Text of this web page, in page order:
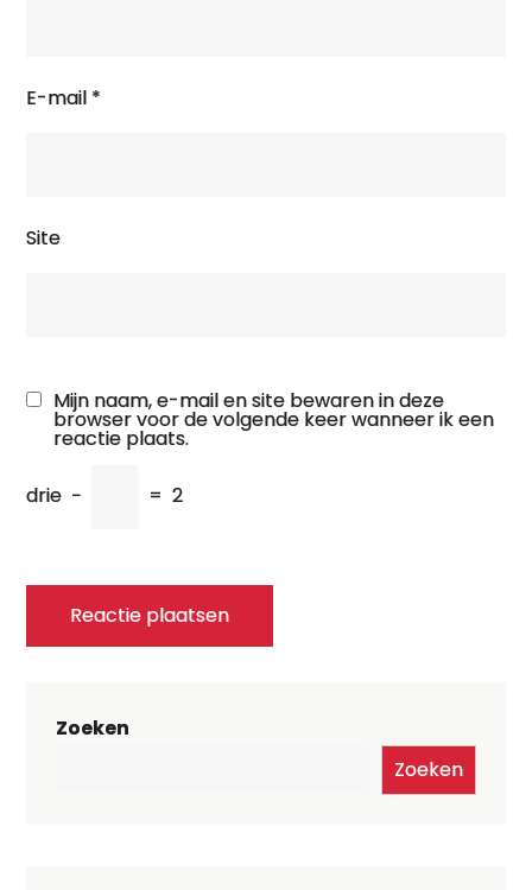
E-mail *
Site
Mijn naam, e-mail en site bewaren in deze
browser voor de volgende keer wanneer ik een
reactie plaats.
drie − = 2
Zoeken
Zoeken